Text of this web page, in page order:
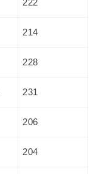
222
214
228
231
206
204